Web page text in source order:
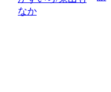
なか